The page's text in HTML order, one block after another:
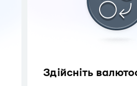
Здійсніть